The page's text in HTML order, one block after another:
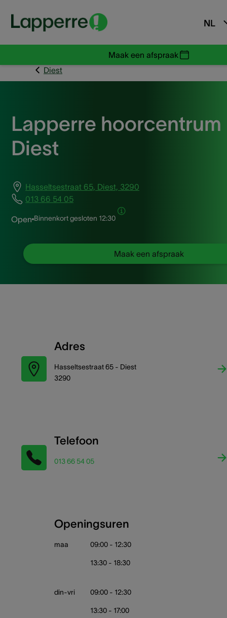
NL
Maak een afspraak
Diest
Lapperre hoorcentrum
Diest
Hasseltsestraat 65, Diest, 3290
013 66 54 05
Open Binnenkort gesloten 12:30
Maak een afspraak
Adres
Hasseltsestraat 65 - Diest
3290
Telefoon
013 66 54 05
Openingsuren
maa 09:00 - 12:30
13:30 - 18:30
din-vri 09:00 - 12:30
13:30 - 17:00